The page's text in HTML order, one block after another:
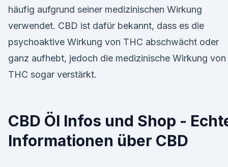
häufig aufgrund seiner medizinischen Wirkung
verwendet. CBD ist dafür bekannt, dass es die
psychoaktive Wirkung von THC abschwächt oder
ganz aufhebt, jedoch die medizinische Wirkung von
THC sogar verstärkt.
CBD Öl Infos und Shop -
Informationen über CBD